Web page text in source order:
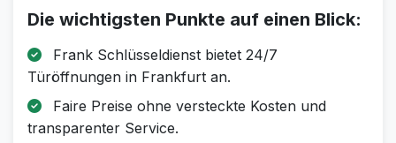
Die wichtigsten Punkte auf einen Blick:
Frank Schlüsseldienst bietet 24/7
Türöffnungen in Frankfurt an.
Faire Preise ohne versteckte Kosten und
transparenter Service.